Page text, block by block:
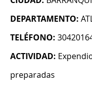
DEPARTAMENTO:
TELÉFONO:
ACTIVIDAD:
preparadas